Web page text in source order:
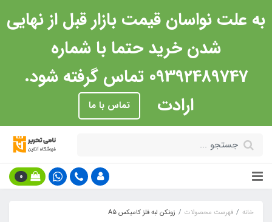
به علت نواسان قیمت بازار قبل از نهایی
شدن خرید حتما با شماره
09392489747 تماس گرفته شود.
ارادت
تماس با ما
0
خانه فهرست محصولات زونکن لبه فلز کامیکس A5